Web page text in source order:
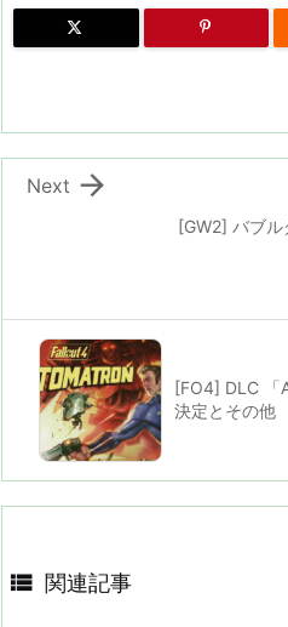
[GW2] バブ

Next
[FO4] DLC 「
決定とその他
 関連記事